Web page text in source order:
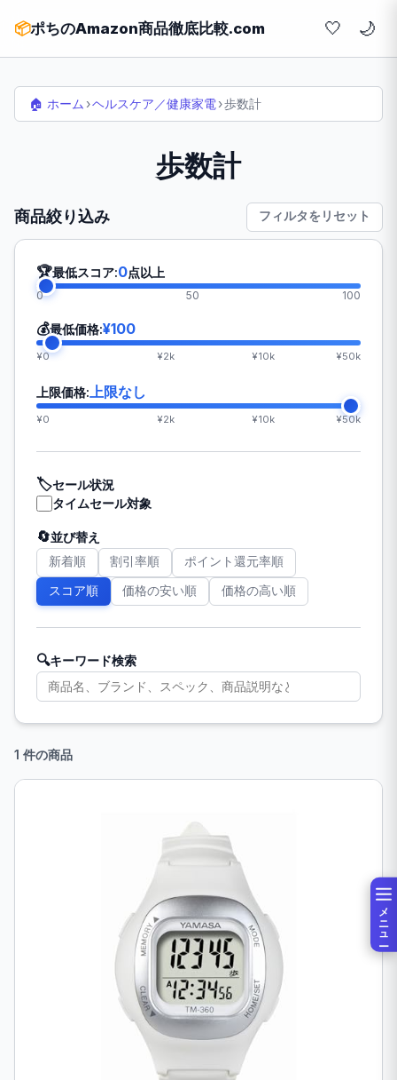
📦ポちのAmazon商品徹底比較.com 🤍
メニュー
🏠 ホーム ›ヘルスケア／健康家電›歩数計
歩数計
商品絞り込み フィルタをリセット
🏆最低スコア:0点以上
0 50 100
💰最低価格:¥100
¥0 ¥2k ¥10k ¥50k
上限価格: 上限なし
¥0 ¥2k ¥10k ¥50k
🏷️セール状況
タイムセール対象
🔄並び替え
新着順 割引率順 ポイント還元率順
スコア順 価格の安い順 価格の高い順
🔍キーワード検索
1 件の商品